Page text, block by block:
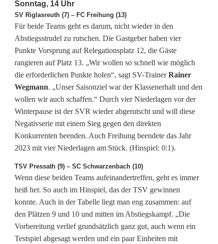
Sonntag, 14 Uhr
SV Riglasreuth (7) – FC Freihung (13)
Für beide Teams geht es darum, nicht wieder in den
Abstiegsstrudel zu rutschen. Die Gastgeber haben vier
Punkte Vorsprung auf Relegationsplatz 12, die Gäste
rangieren auf Platz 13. „Wir wollen so schnell wie möglich
die erforderlichen Punkte holen“, sagt SV-TrainerRainer
Wegmann. „Unser Saisonziel war der Klassenerhalt und den
wollen wir auch schaffen.“ Durch vier Niederlagen vor der
Winterpause ist der SVR wieder abgerutscht und will diese
Negativserie mit einem Sieg gegen den direkten
Konkurrenten beenden. Auch Freihung beendete das Jahr
2023 mit vier Niederlagen am Stück. (Hinspiel: 0:1).
TSV Pressath (9) – SC Schwarzenbach (10)
Wenn diese beiden Teams aufeinandertreffen, geht es immer
heiß her. So auch im Hinspiel, das der TSV gewinnen
konnte. Auch in der Tabelle liegt man eng zusammen: auf
den Plätzen 9 und 10 und mitten im Abstiegskampf. „Die
Vorbereitung verlief grundsätzlich ganz gut, auch wenn ein
Testspiel abgesagt werden und ein paar Einheiten mit